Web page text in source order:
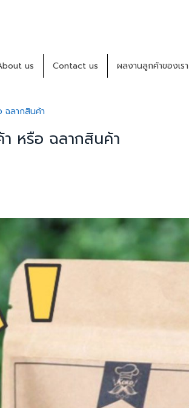
us Contact us ผลงานลูกค้าของเรา
ฉลากสินค้า
หรือ ฉลากสินค้า